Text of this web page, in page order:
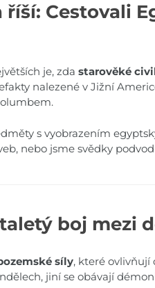
Cestovali
je, zda starověké
nalezené v Jižní
s vyobrazením
nebo jsme svědky
boj mezi
síly, které ovlivňují
jiní se obávají